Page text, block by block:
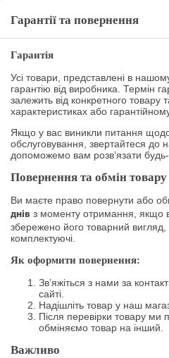
Гарантії та повернення
Гарантія
Усі товари, представлені в
гарантію від виробника. Термін
залежить від конкретного товару
характеристиках або
Якщо у вас виникли питання щодо
обслуговування, звертайтеся
допоможемо вам розв’язати будь-
Повернення та обмін товару
Ви маєте право повернути або
днів з моменту отримання, якщо
збережено його товарний вигляд,
комплектуючі.
Як оформити повернення:
Зв’яжіться з нами за
сайті.
Надішліть товар у наш
Після перевірки товару
обміняємо товар на інший.
Важливо